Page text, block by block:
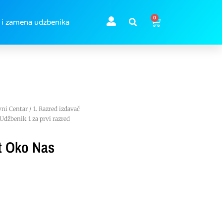
zamena udzbenika
0
Centar/ 1. Razred izdavač
1 za prvi razred
Oko Nas